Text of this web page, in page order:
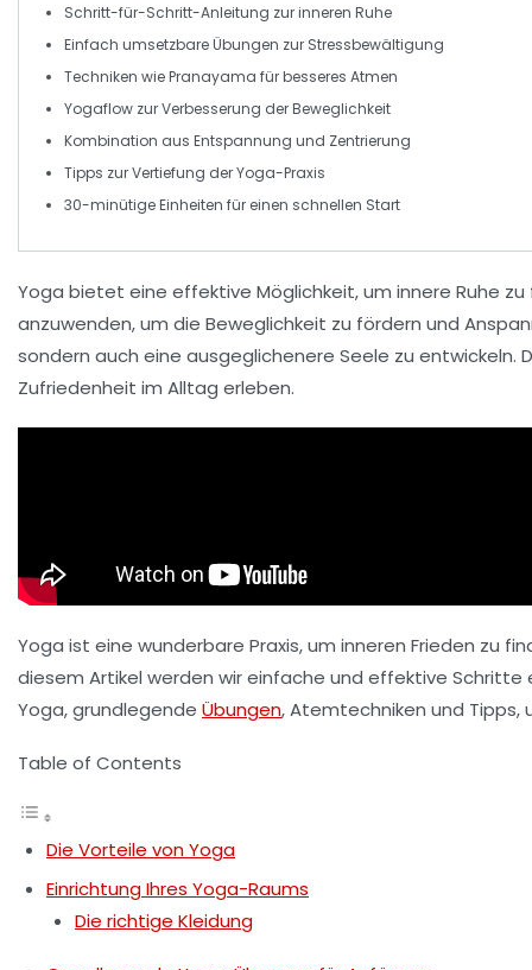
Schritt-für-Schritt-Anleitung zurinneren Ruhe
Einfach umsetzbareÜbungen zur Stressbewältigung
Techniken wiePranayama für besseres Atmen
Yogaflow zur Verbesserung derBeweglichkeit
Kombination aus Entspannung und Zentrierung
Tipps zurVertiefung der Yoga-Praxis
30-minütige Einheiten für einen schnellen Start
Yoga bietet eine effektive Möglichkeit, um innere Ruhe zu
anzuwenden, um die Beweglichkeit zu fördern und
sondern auch eine ausgeglichenere Seele zu entwickeln.
Zufriedenheit im Alltag erleben.
Yoga ist eine wunderbare Praxis, um inneren Frieden zu
diesem Artikel werden wir einfache und effektive Schritte
Yoga, grundlegende Übungen, Atemtechniken und Tipps,
Table of Contents
Die Vorteile von Yoga
Einrichtung Ihres Yoga-Raums
Die richtige Kleidung